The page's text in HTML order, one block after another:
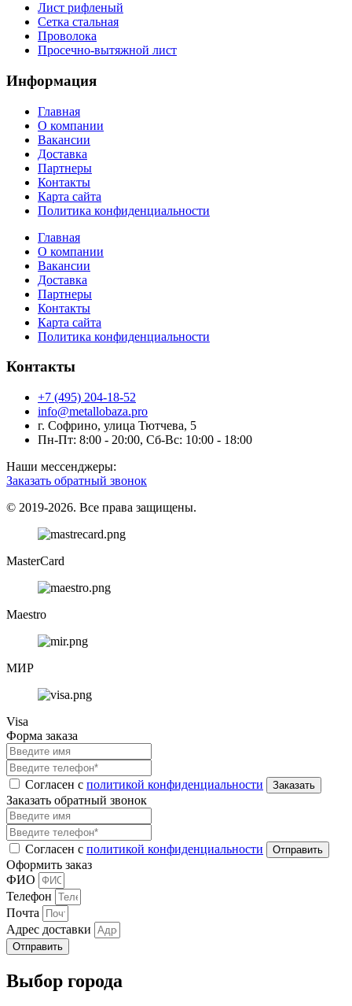
Лист рифленый
Сетка стальная
Проволока
Просечно-вытяжной лист
Информация
Главная
О компании
Вакансии
Доставка
Партнеры
Контакты
Карта сайта
Политика конфиденциальности
Главная
О компании
Вакансии
Доставка
Партнеры
Контакты
Карта сайта
Политика конфиденциальности
Контакты
+7 (495) 204-18-52
info@metallobaza.pro
г. Софрино, улица Тютчева, 5
Пн-Пт: 8:00 - 20:00, Сб-Вс: 10:00 - 18:00
Наши мессенджеры:
Заказать обратный звонок
© 2019-2026. Все права защищены.
MasterCard
Maestro
МИР
Visa
Форма заказа
Согласен с политикой конфиденциальности
Заказать обратный звонок
Согласен с политикой конфиденциальности
Оформить заказ
ФИО
Телефон
Почта
Адрес доставки
Отправить
Выбор города